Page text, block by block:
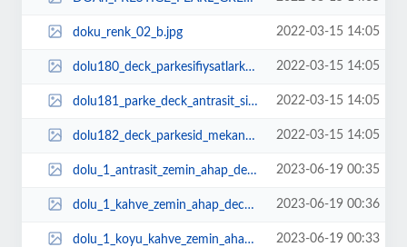
doku_renk_02_b.jpg 2022-03-15 14:05
dolu180_deck_parkesifiysatlarkompozit_ahap_zemin_deme_kaplama_slak_zemin_fiya... 2022-03-15 14:05
dolu181_parke_deck_antrasit_siyah_fiyat_zemin_kaplama_deck_ahap.jpg 2022-03-15 14:05
dolu182_deck_parkesid_mekantik_dolu_deck_kompozit_ahap_zemin_deme_kaplama_sla... 2022-03-15 14:05
dolu_1_antrasit_zemin_ahap_deck_kaplama_zemin_kompozit_wpc_floor.jpeg 2023-06-19 00:35
dolu_1_kahve_zemin_ahap_deck_kaplama_zemin_kompozit_wpc_teras_bahe___flor.jpeg 2023-06-19 00:36
dolu_1_koyu_kahve_zemin_ahap_deck_kaplama_zemin_kompozit_wpc_teras_bahe__plas... 2023-06-19 00:33